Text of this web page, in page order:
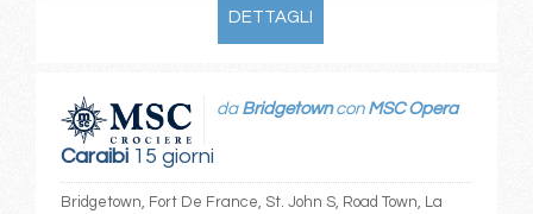
DETTAGLI
Caraibi15 giorni
da Bridgetowncon MSC Opera
Bridgetown, Fort De France, St. John S, Road Town, La